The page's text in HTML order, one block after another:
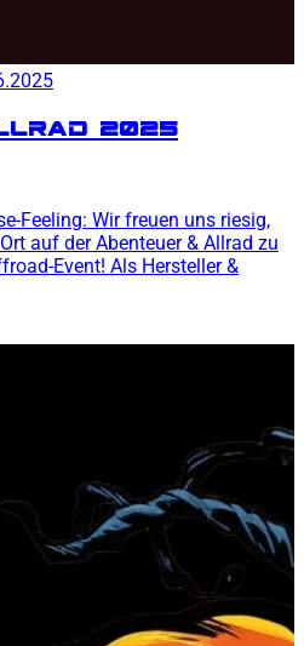
2025
Feeling: Wir freuen uns riesig,
auf der Abenteuer & Allrad zu
Event! Als Hersteller &